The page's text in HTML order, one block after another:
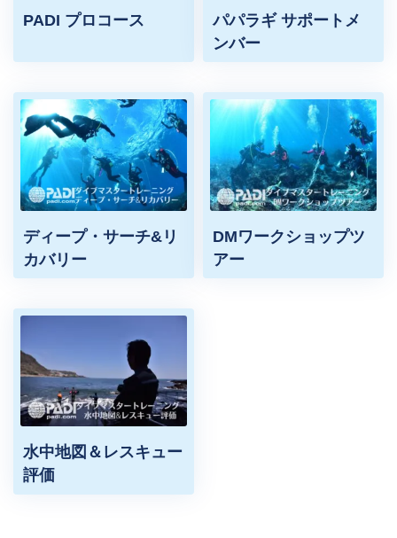
PADI プロコース
パパラギ サポートメ
ンバー
ディープ・サーチ&リ
カバリー
DMワークショップツ
アー
水中地図＆レスキュー
評価